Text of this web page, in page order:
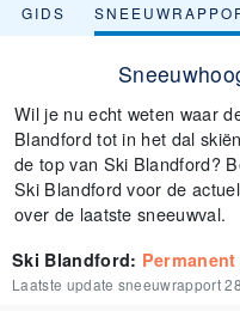
GIDS
Wil je nu echt weten waar
Blandford tot in het dal
de top van Ski Blandford?
Ski Blandford voor de
over de laatste sneeuwval.
Ski Blandford:
Laatste update sneeuwrapport